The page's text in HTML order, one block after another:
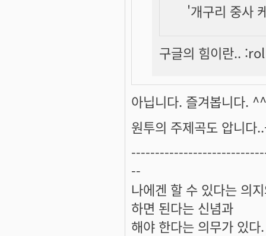
'개구리 중사
구글의 힘이란..
아닙니다. 즐겨봅니다. ^^
원투의 주제곡도 압니다
--
나에겐 할 수 있다는 의
하면 된다는 신념과
해야 한다는 의무가 있다.